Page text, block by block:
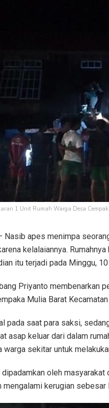
1 Unit Rumah Warga Desa
Nasib apes menimpa
kelalaiannya.
itu terjadi pada Minggu,
Priyanto membenarkan
Mulia Barat
pada saat para saksi,
asap keluar dari dalam
sekitar untuk
oleh masyarakat
kerugian sebesar